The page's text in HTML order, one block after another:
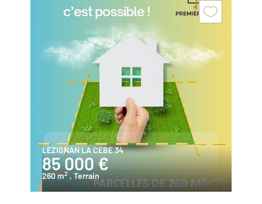
LEZIGNAN LA CEBE 34
85 000 €
260 m2 , Terrain